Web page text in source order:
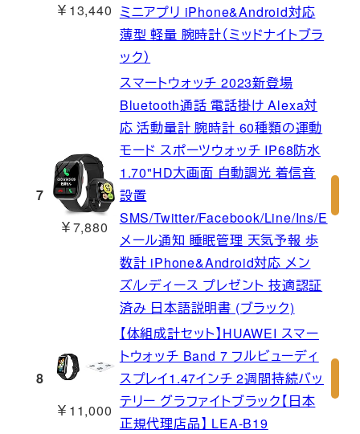
￥13,440 ミニアプリ iPhone&Android対応
薄型 軽量 腕時計（ミッドナイトブラ
ック）
7
￥7,880
スマートウォッチ 2023新登場
Bluetooth通話 電話掛け Alexa対
応 活動量計 腕時計 60種類の運動
モード スポーツウォッチ IP68防水
1.70"HD大画面 自動調光 着信音
設置
SMS/Twitter/Facebook/Line/Ins/E
メール通知 睡眠管理 天気予報 歩
数計 iPhone&Android対応 メン
ズ/レディース プレゼント 技適認証
済み 日本語説明書 (ブラック)
8
￥11,000
【体組成計セット】HUAWEI スマー
トウォッチ Band 7 フルビューディ
スプレイ1.47インチ 2週間持続バッ
テリー グラファイトブラック【日本
正規代理店品】 LEA-B19